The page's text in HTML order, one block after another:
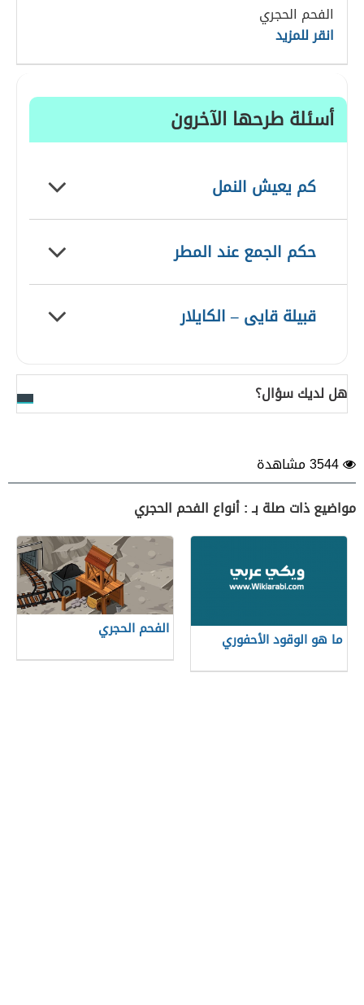
الفحم الحجري
انقر للمزيد
أسئلة طرحها الآخرون
كم يعيش النمل
حكم الجمع عند المطر
قبيلة قايى – الكايلار
هل لديك سؤال؟
مواضيع ذات صلة بـ : أنواع الفحم الحجري
ما هو الوقود الأحفوري
الفحم الحجري